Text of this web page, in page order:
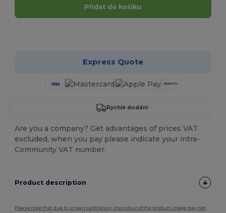
Přidat do košíku
Express Quote
Rychlé dodání
Are you a company? Get advantages of prices VAT
excluded, when you pay please indicate your intra-
Community VAT number.
Product description
Please note that due to screen calibration, the colour of the product image may not